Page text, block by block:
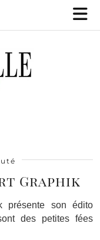
Graphik
présente son édito
des petites fées